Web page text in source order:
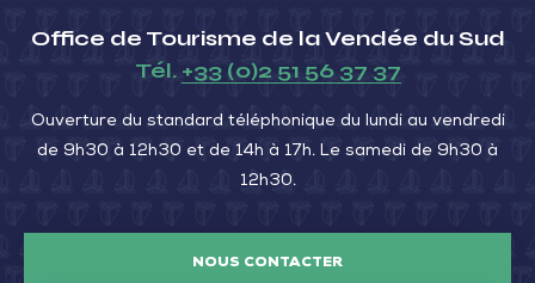
Office de Tourisme de la Vendée du Sud
Tél. +33 (0)2 51 56 37 37
Ouverture du standard téléphonique du lundi au vendredi
de 9h30 à 12h30 et de 14h à 17h. Le samedi de 9h30 à
12h30.
NOUS CONTACTER